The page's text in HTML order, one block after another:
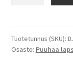
määrä
Tuotetunnus (SKU):
Osasto: Puuhaa